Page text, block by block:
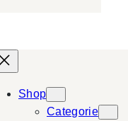
Shop
Categorie